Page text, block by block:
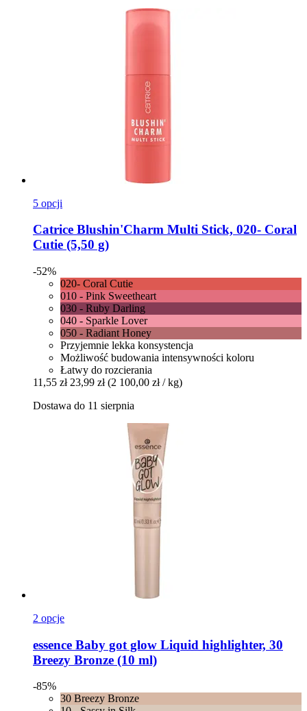
5 opcji
Catrice Blushin'Charm Multi Stick, 020-​ Coral
Cutie (5,50 g)
-52%
020- Coral Cutie
010 - Pink Sweetheart
030 - Ruby Darling
040 - Sparkle Lover
050 - Radiant Honey
Przyjemnie lekka konsystencja
Możliwość budowania intensywności koloru
Łatwy do rozcierania
11,55 zł 23,99 zł (2 100,00 zł / kg)
Dostawa do 11 sierpnia
2 opcje
essence Baby got glow Liquid highlighter, 30
Breezy Bronze (10 ml)
-85%
30 Breezy Bronze